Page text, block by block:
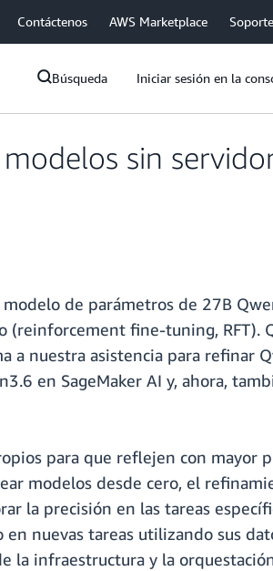
Contáctenos AWS Marketplace Soporte
Búsqueda Iniciar sesión en la
sin
de parámetros de 27B
fine-tuning, RFT).
a nuestra asistencia para refinar
en SageMaker AI y, ahora,
para que reflejen con mayor
modelos desde cero, el
la precisión en las tareas
nuevas tareas utilizando sus
la infraestructura y la